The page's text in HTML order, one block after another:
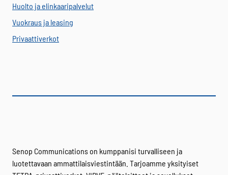
Huolto ja elinkaaripalvelut
Vuokraus ja leasing
Privaattiverkot
Senop Communications on kumppanisi turvalliseen ja
luotettavaan ammattilaisviestintään. Tarjoamme yksityiset